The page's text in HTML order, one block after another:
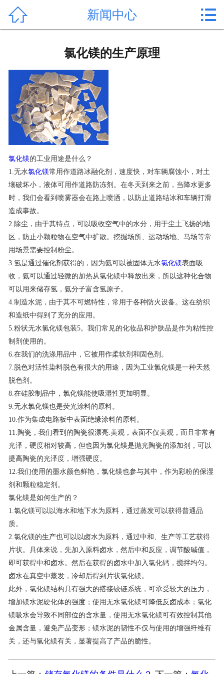
联系我们
 新闻中心 
氯化镁的生产原理
氯化镁的工业用途是什么？
1.无水氯化镁常用作道路冰融化剂，速度快，对车辆腐蚀小，对土
壤破坏小，液体可用作道路防冻剂。在冬天到来之前，当降水更多
时，我们会看到喷雾器会在路上喷洒，以防止道路结冰和车辆打滑
造成事故。
2.除尘，由于其特点，可以吸收空气中的水分，用于尘土飞扬的地
区，防止小颗粒物在空气中扩散。挖掘场所、运动场地、马场等常
用场景需要控制粉尘。
3.氢是通过催化剂获得的，因为氨可以被固体无水氯化镁表面吸
收，氨可以通过轻微的加热从氯化镁中释放出来，所以这种化合物
可以用来储存氢，氨分子富含氢原子。
4.制造水泥，由于其不可燃特性，常用于各种防火设备。这在纺织
和造纸中得到了充分的应用。
5.粉状无水氯化镁包装5。我们常见的化妆品和护肤品是作为粘性控
制剂使用的。
6.在我们的洗涤用品中，它被用作柔软剂和固色剂。
7.脱色对活性染料脱色有很大的用途，因为工业氯化镁是一种天然
脱色剂。
8.在硅胶制品中，氯化镁能使吸湿性更加明显。
9.无水氯化镁也是荧光涂料的原料。
10.作为集成电路板中表面绝缘涂料的原料。
11.陶瓷，我们看到的陶瓷很漂亮.美观，表面不仅美观，而且非常有
光泽，硬度相对较高，但也因为氯化镁是抛光陶瓷的添加剂，可以
提高陶瓷的光泽度，增强硬度。
12.我们使用的墨水颜色鲜艳，氯化镁也参与其中，作为彩粉的保湿
剂和颗粒稳定剂。
氯化镁是如何生产的？
1.氯化镁可以以海水和地下水为原料，通过蒸发可以获得普通品
质。
2.氯化镁的生产也可以以卤水为原料，通过中和、生产等工艺获得
片状。具体来说，先加入原料卤水，然后中和反应，调节酸碱值，
即可获得中和卤水。然后在获得的卤水中加入氯化钙，搅拌均匀。
卤水在真空中蒸发，冷却后得到片状氯化镁。
此外，氯化镁结构具有强大的搭接铰链系统，可承受较大的压力，
增加镁水泥硬化体的强度；使用无水氯化镁可降低反卤成本；氯化
镁吸水会导致不同部位的含水量，使用无水氯化镁可有效控制其他
金属含量，避免产品变形；镁水泥的韧性不仅与使用的增强纤维有
关，还与氯化镁有关，显著提高了产品的脆性。